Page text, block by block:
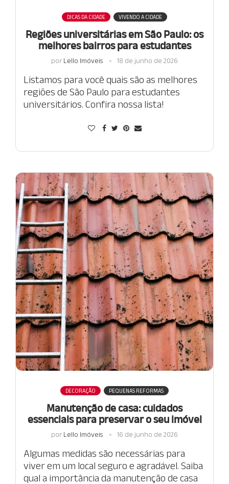
DICAS DA CIDADE VIVENDO A CIDADE
Regiões universitárias em São Paulo: os
melhores bairros para estudantes
por Lello Imóveis 18 de junho de 2026
Listamos para você quais são as melhores
regiões de São Paulo para estudantes
universitários. Confira nossa lista!
DECORAÇÃO PEQUENAS REFORMAS
Manutenção de casa: cuidados
essenciais para preservar o seu imóvel
por Lello Imóveis 16 de junho de 2026
Algumas medidas são necessárias para
viver em um local seguro e agradável. Saiba
qual a importância da manutenção de casa